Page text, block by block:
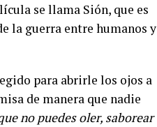
se llama Sión, que es
la guerra entre humanos y
para abrirle los ojos a
de manera que nadie
no puedes oler, saborear